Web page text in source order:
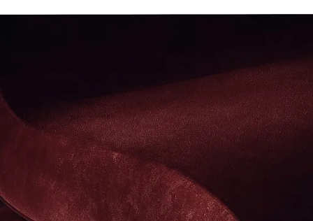
БАЛКОН — это команда, которая проектирует
и реализует интерьеры для жизни и бизнеса, беря
на себя весь путь и ответственность за результат.